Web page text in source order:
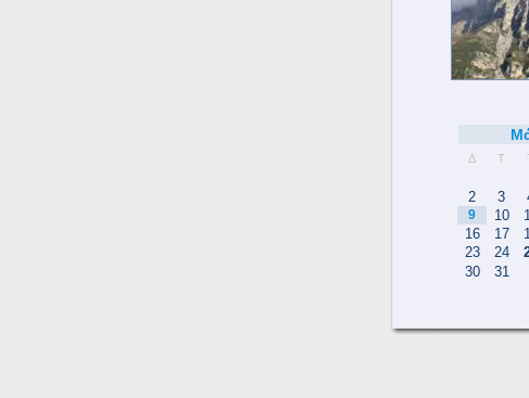
Δ Τ
2
3
9 10
16
17
23
24
30
31